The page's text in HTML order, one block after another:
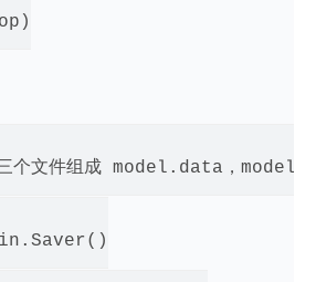
三个文件组成 model.data，